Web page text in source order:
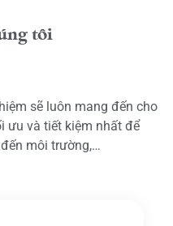
tôi
sẽ luôn mang đến cho
ưu và tiết kiệm nhất để
môi trường,…